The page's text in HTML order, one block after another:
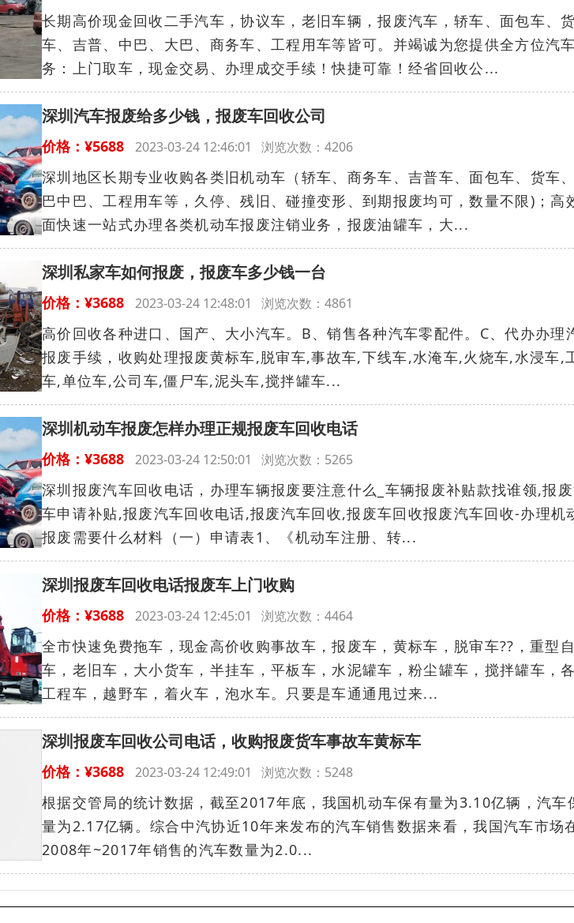
长期高价现金回收二手汽车，协议车，老旧车辆，报废汽车，轿车、面包车、
车、吉普、中巴、大巴、商务车、工程用车等皆可。并竭诚为您提供全方位汽
务：上门取车，现金交易、办理成交手续！快捷可靠！经省回收公...
深圳汽车报废给多少钱，报废车回收公司
价格：¥5688 2023-03-24 12:46:01 浏览次数：4206
深圳地区长期专业收购各类旧机动车（轿车、商务车、吉普车、面包车、货车
巴中巴、工程用车等，久停、残旧、碰撞变形、到期报废均可，数量不限)；高
面快速一站式办理各类机动车报废注销业务，报废油罐车，大...
深圳私家车如何报废，报废车多少钱一台
价格：¥3688 2023-03-24 12:48:01 浏览次数：4861
高价回收各种进口、国产、大小汽车。B、销售各种汽车零配件。C、代办办理
报废手续，收购处理报废黄标车,脱审车,事故车,下线车,水淹车,火烧车,水浸车,
车,单位车,公司车,僵尸车,泥头车,搅拌罐车...
深圳机动车报废怎样办理正规报废车回收电话
价格：¥3688 2023-03-24 12:50:01 浏览次数：5265
深圳报废汽车回收电话，办理车辆报废要注意什么_车辆报废补贴款找谁领,报
车申请补贴,报废汽车回收电话,报废汽车回收,报废车回收报废汽车回收-办理机
报废需要什么材料（一）申请表1、《机动车注册、转...
深圳报废车回收电话报废车上门收购
价格：¥3688 2023-03-24 12:45:01 浏览次数：4464
全市快速免费拖车，现金高价收购事故车，报废车，黄标车，脱审车??‌‌，重型
车，老旧车，大小货车，半挂车，平板车，水泥罐车，粉尘罐车，搅拌罐车，
工程车，越野车，着火车，泡水车。只要是车通通甩过来...
深圳报废车回收公司电话，收购报废货车事故车黄标车
价格：¥3688 2023-03-24 12:49:01 浏览次数：5248
根据交管局的统计数据，截至2017年底，我国机动车保有量为3.10亿辆，汽车
量为2.17亿辆。综合中汽协近10年来发布的汽车销售数据来看，我国汽车市场
2008年~2017年销售的汽车数量为2.0...